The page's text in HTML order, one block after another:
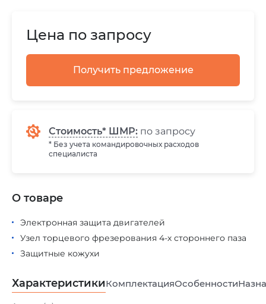
Цена по запросу
Получить предложение
Стоимость* ШМР: по запросу
* Без учета командировочных расходов
специалиста
Электронная защита двигателей
Узел торцевого фрезерования 4-х стороннего паза
Защитные кожухи
О товаре
ХарактеристикиКомплектацияОсобенности